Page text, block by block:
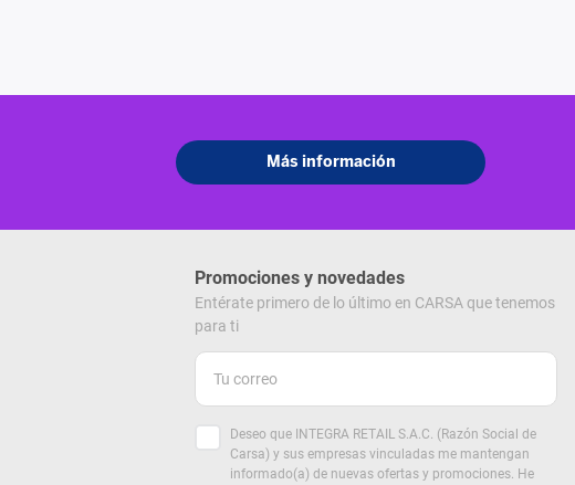
Promociones y novedades
Entérate primero de lo último en CARSA que tenemos
para ti
Deseo que INTEGRA RETAIL S.A.C. (Razón Social de
Carsa) y sus empresas vinculadas me mantengan
informado(a) de nuevas ofertas y promociones. He